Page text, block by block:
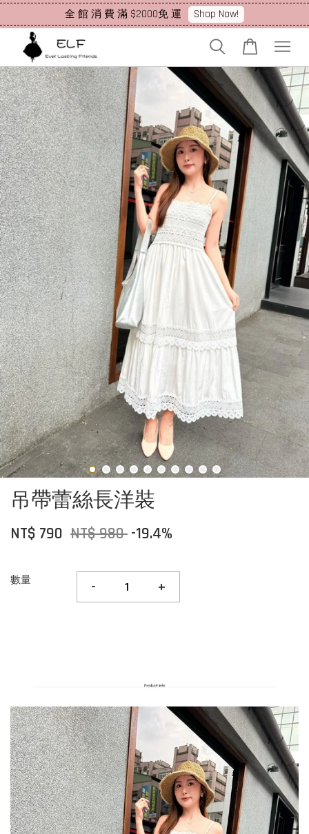
全 館 消 費 滿 $2000免 運 Shop Now!
吊帶蕾絲長洋裝
NT$ 790 NT$ 980 -19.4%
數量 - +